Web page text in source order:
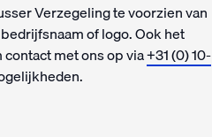
Verzegeling te voorzien van
of logo. Ook het
met ons op via+31 (0) 10-